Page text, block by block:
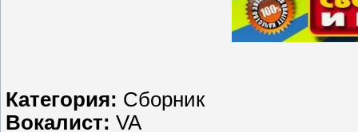
Категория: Сборник
Вокалист: VA